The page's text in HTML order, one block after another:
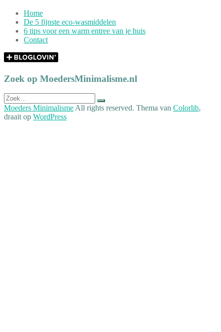
Home
De 5 fijnste eco-wasmiddelen
6 tips voor een warm entree van je huis
Contact
Zoek op MoedersMinimalisme.nl
Zoek
naar:
Moeders MinimalismeAll rights reserved. Thema van Colorlib,
draait op WordPress